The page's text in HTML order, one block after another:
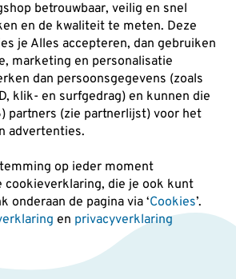
betrouwbaar, veilig en snel
en de kwaliteit te meten. Deze
je Alles accepteren, dan gebruiken
marketing en personalisatie
dan persoonsgegevens (zoals
klik- en surfgedrag) en kunnen die
partners (zie partnerlijst) voor het
advertenties.
op ieder moment
cookieverklaring, die je ook kunt
onderaan de pagina via ‘Cookies’.
en privacyverklaring